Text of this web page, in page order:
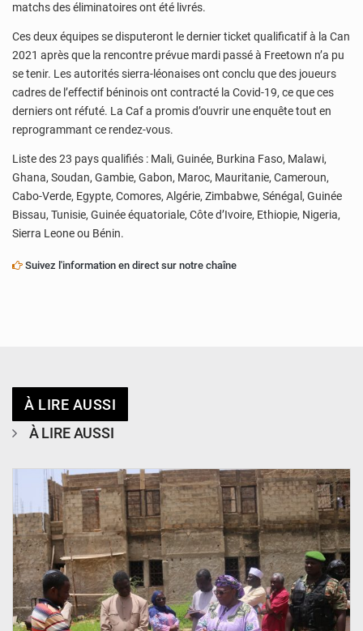
matchs des éliminatoires ont été livrés.
Ces deux équipes se disputeront le dernier ticket qualificatif à la Can
2021 après que la rencontre prévue mardi passé à Freetown n’a pu
se tenir. Les autorités sierra-léonaises ont conclu que des joueurs
cadres de l’effectif béninois ont contracté la Covid-19, ce que ces
derniers ont réfuté. La Caf a promis d’ouvrir une enquête tout en
reprogrammant ce rendez-vous.
Liste des 23 pays qualifiés : Mali, Guinée, Burkina Faso, Malawi,
Ghana, Soudan, Gambie, Gabon, Maroc, Mauritanie, Cameroun,
Cabo-Verde, Egypte, Comores, Algérie, Zimbabwe, Sénégal, Guinée
Bissau, Tunisie, Guinée équatoriale, Côte d’Ivoire, Ethiopie, Nigeria,
Sierra Leone ou Bénin.
Suivez l'information en direct sur notre chaîne
À LIRE AUSSI
À LIRE AUSSI